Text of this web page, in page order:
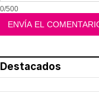
0/500
Destacados